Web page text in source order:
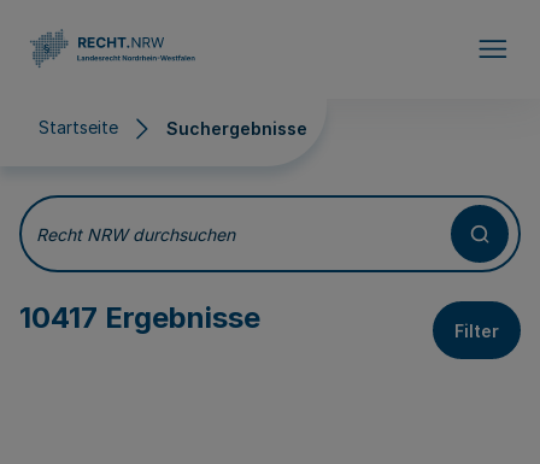
Startseite Suchergebnisse
Suchergebnisse
Recht NRW durchsuchen
10417 Ergebnisse Filter